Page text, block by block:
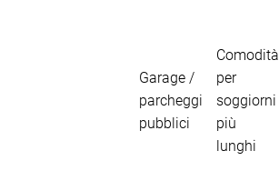
Garage /
parcheggi
pubblici
Comodità
per
soggiorni
più
lunghi